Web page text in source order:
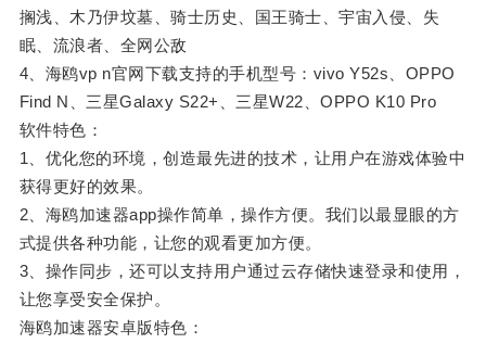
搁浅、木乃伊坟墓、骑士历史、国王骑士、宇宙入侵、失
眠、流浪者、全网公敌
4、海鸥vp n官网下载支持的手机型号：vivo Y52s、OPPO
Find N、三星Galaxy S22+、三星W22、OPPO K10 Pro
软件特色：
1、优化您的环境，创造最先进的技术，让用户在游戏体验中
获得更好的效果。
2、海鸥加速器app操作简单，操作方便。我们以最显眼的方
式提供各种功能，让您的观看更加方便。
3、操作同步，还可以支持用户通过云存储快速登录和使用，
让您享受安全保护。
海鸥加速器安卓版特色：